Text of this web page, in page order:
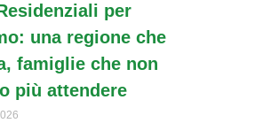
per
una regione che
famiglie che non
più attendere